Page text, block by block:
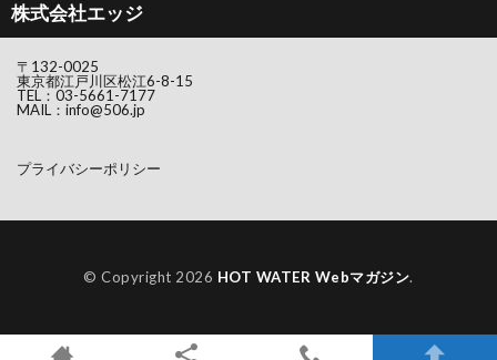
株式会社エッジ
〒132-0025
東京都江戸川区松江6-8-15
TEL： 03-5661-7177
MAIL： info@506.jp
プライバシーポリシー
© Copyright 2026 HOT WATER Webマガジン.